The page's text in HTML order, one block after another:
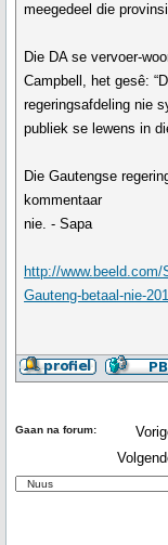
meegedeel die
Die DA se vervoer-
Campbell, het gesê:
regeringsafdeling nie
publiek se lewens in
Die Gautengse
kommentaar
nie. - Sapa
http://
Gauteng-betaal-nie-
Gaan na forum: